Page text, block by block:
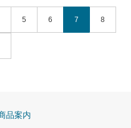
5 6 7 8
品案内